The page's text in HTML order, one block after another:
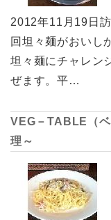
2012年11月19日
回坦々麺がおいし
坦々麺にチャレン
ぜます。平…
VEG－TABLE（
理～